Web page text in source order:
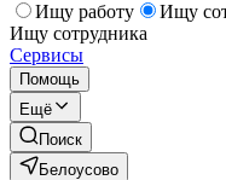
Ищу работу
Ищу
Ищу сотрудника
Сервисы
Помощь
Ещё
Поиск
Белоусово